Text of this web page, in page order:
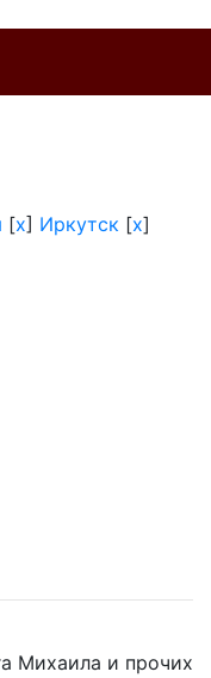
[x] Иркутск [x]
Михаила и прочих